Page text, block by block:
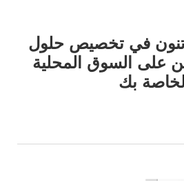
في تخصيص حلول
على السوق المحلية
الخاصة بك